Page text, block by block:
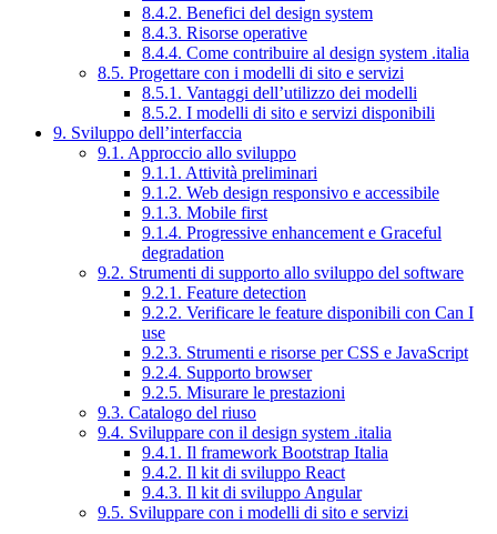
8.4.2. Benefici del design system
8.4.3. Risorse operative
8.4.4. Come contribuire al design system .italia
8.5. Progettare con i modelli di sito e servizi
8.5.1. Vantaggi dell’utilizzo dei modelli
8.5.2. I modelli di sito e servizi disponibili
9. Sviluppo dell’interfaccia
9.1. Approccio allo sviluppo
9.1.1. Attività preliminari
9.1.2. Web design responsivo e accessibile
9.1.3. Mobile first
9.1.4. Progressive enhancement e Graceful
degradation
9.2. Strumenti di supporto allo sviluppo del software
9.2.1. Feature detection
9.2.2. Verificare le feature disponibili con Can I
use
9.2.3. Strumenti e risorse per CSS e JavaScript
9.2.4. Supporto browser
9.2.5. Misurare le prestazioni
9.3. Catalogo del riuso
9.4. Sviluppare con il design system .italia
9.4.1. Il framework Bootstrap Italia
9.4.2. Il kit di sviluppo React
9.4.3. Il kit di sviluppo Angular
9.5. Sviluppare con i modelli di sito e servizi